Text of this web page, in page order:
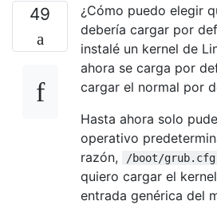
49
¿Cómo puedo elegir
debería cargar por
instalé un kernel de
ahora se carga por
cargar el normal por
Hasta ahora solo
operativo
razón,
/boot/grub.cfg
quiero cargar el
entrada genérica del